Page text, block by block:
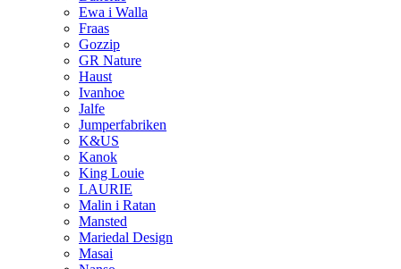
Ewa i Walla
Fraas
Gozzip
GR Nature
Haust
Ivanhoe
Jalfe
Jumperfabriken
K&US
Kanok
King Louie
LAURIE
Malin i Ratan
Mansted
Mariedal Design
Masai